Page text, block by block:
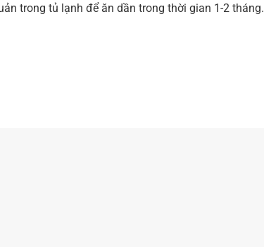
trong tủ lạnh để ăn dần trong thời gian 1-2 tháng.